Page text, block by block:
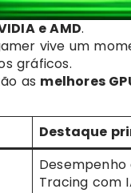
e AMD.
vive um
gráficos.
as melhores
Destaque
Tracing com